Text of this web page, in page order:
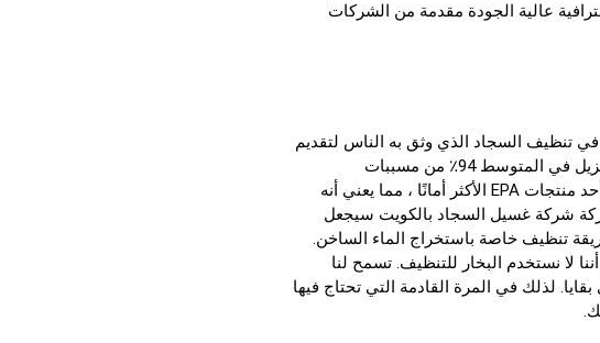
عالية الجودة مقدمة من الشركات
تنظيف السجاد الذي وثق به الناس لتقديم
يزيل في المتوسط 94٪ من مسببات
الحساسية المنزلية الشائعة. حتى حل تنظيف السجاد الذي نقدمه هو أحد منتجات EPA الأكثر أمانًا ، مما يعني أنه
شركة غسيل السجاد بالكويت سيجعل
تنظيف خاصة باستخراج الماء الساخن.
لا نستخدم البخار للتنظيف. تسمح لنا
لذلك في المرة القادمة التي تحتاج فيها